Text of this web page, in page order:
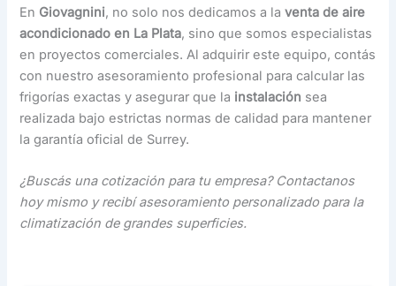
En Giovagnini, no solo nos dedicamos a laventa de aire
acondicionado en La Plata, sino que somos especialistas
en proyectos comerciales. Al adquirir este equipo, contás
con nuestro asesoramiento profesional para calcular las
frigorías exactas y asegurar que la instalación sea
realizada bajo estrictas normas de calidad para mantener
la garantía oficial de Surrey.
¿Buscás una cotización para tu empresa? Contactanos
hoy mismo y recibí asesoramiento personalizado para la
climatización de grandes superficies.